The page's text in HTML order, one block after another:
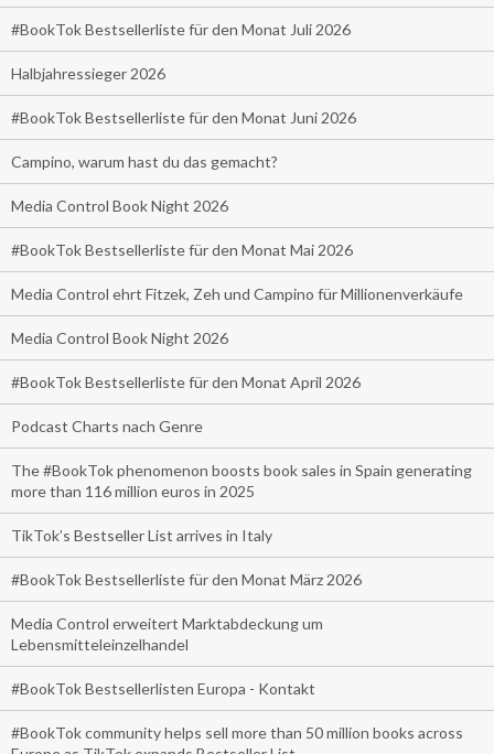
#BookTok Bestsellerliste für den Monat Juli 2026
Halbjahressieger 2026
#BookTok Bestsellerliste für den Monat Juni 2026
Campino, warum hast du das gemacht?
Media Control Book Night 2026
#BookTok Bestsellerliste für den Monat Mai 2026
Media Control ehrt Fitzek, Zeh und Campino für Millionenverkäufe
Media Control Book Night 2026
#BookTok Bestsellerliste für den Monat April 2026
Podcast Charts nach Genre
The #BookTok phenomenon boosts book sales in Spain generating
more than 116 million euros in 2025
TikTok’s Bestseller List arrives in Italy
#BookTok Bestsellerliste für den Monat März 2026
Media Control erweitert Marktabdeckung um
Lebensmitteleinzelhandel
#BookTok Bestsellerlisten Europa - Kontakt
#BookTok community helps sell more than 50 million books across